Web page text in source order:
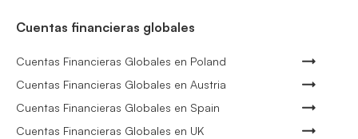
Cuentas financieras globales
Cuentas Financieras Globales en Poland
Cuentas Financieras Globales en Austria
Cuentas Financieras Globales en Spain
Cuentas Financieras Globales en UK